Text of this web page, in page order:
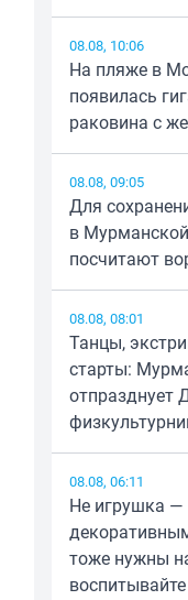
08.08, 10:06
На пляже в
появилась
раковина с
08.08, 09:05
Для
в
посчитают
08.08, 08:01
Танцы,
старты:
отпразднует
08.08, 06:11
Не игрушка —
тоже нужны